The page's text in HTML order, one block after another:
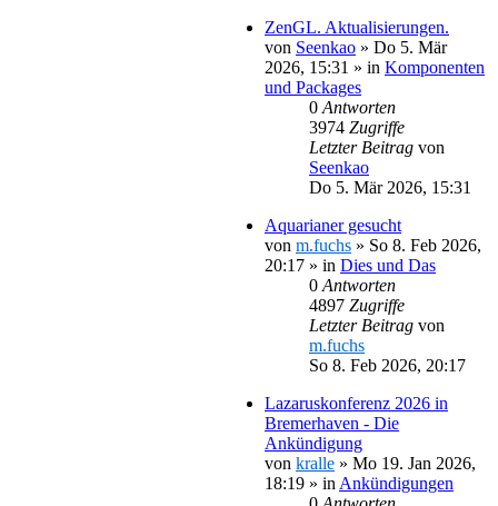
ZenGL. Aktualisierungen.
von Seenkao » Do 5. Mär
2026, 15:31 » in Komponenten
und Packages
0 Antworten
3974 Zugriffe
Letzter Beitrag von
Seenkao
Do 5. Mär 2026, 15:31
Aquarianer gesucht
von m.fuchs » So 8. Feb 2026,
20:17 » in Dies und Das
0 Antworten
4897 Zugriffe
Letzter Beitrag von
m.fuchs
So 8. Feb 2026, 20:17
Lazaruskonferenz 2026 in
Bremerhaven - Die
Ankündigung
von kralle » Mo 19. Jan 2026,
18:19 » in Ankündigungen